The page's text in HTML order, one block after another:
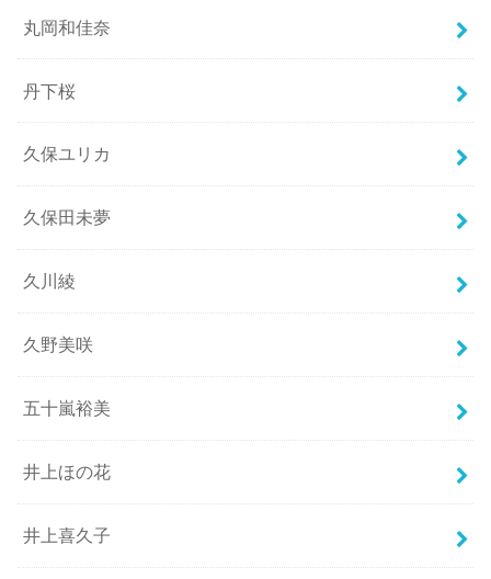
丸岡和佳奈
丹下桜
久保ユリカ
久保田未夢
久川綾
久野美咲
五十嵐裕美
井上ほの花
井上喜久子